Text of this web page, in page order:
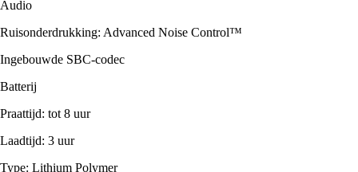
Audio
Ruisonderdrukking: Advanced Noise Control™
Ingebouwde SBC-codec
Batterij
Praattijd: tot 8 uur
Laadtijd: 3 uur
Type: Lithium Polymer